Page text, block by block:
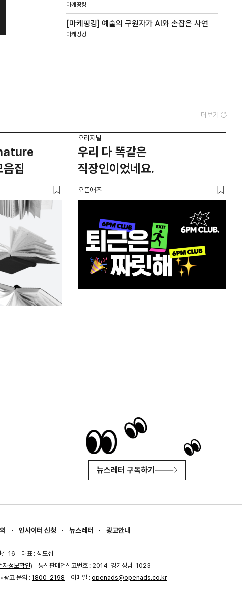
마케띵킹
[마케띵킹] 예술의 구원자가 AI와 손잡은 사연
마케띵킹
더보기
집
오리지널
우리 다 똑같은
직장인이었네요.
오픈애즈
뉴스레터 구독하기
인사이터 신청 뉴스레터 광고안내
16
대표 : 심도섭
자정보확인)
통신판매업신고번호 : 2014-경기성남-1023
광고 문의 :1800-2198 이메일 : openads@openads.co.kr